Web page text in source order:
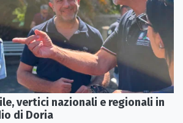
vertici nazionali e regionali in
di Doria